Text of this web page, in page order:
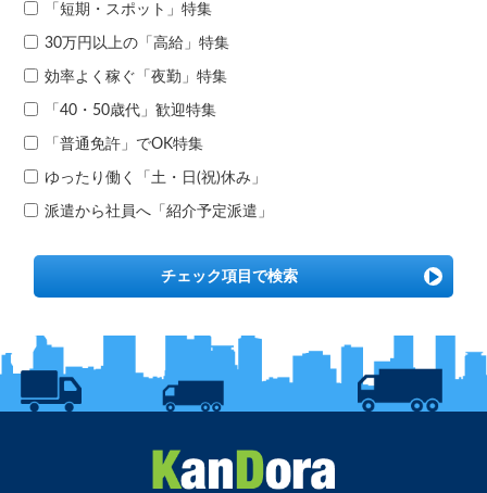
「短期・スポット」特集
30万円以上の「高給」特集
効率よく稼ぐ「夜勤」特集
「40・50歳代」歓迎特集
「普通免許」でOK特集
ゆったり働く「土・日(祝)休み」
派遣から社員へ「紹介予定派遣」
チェック項目で検索